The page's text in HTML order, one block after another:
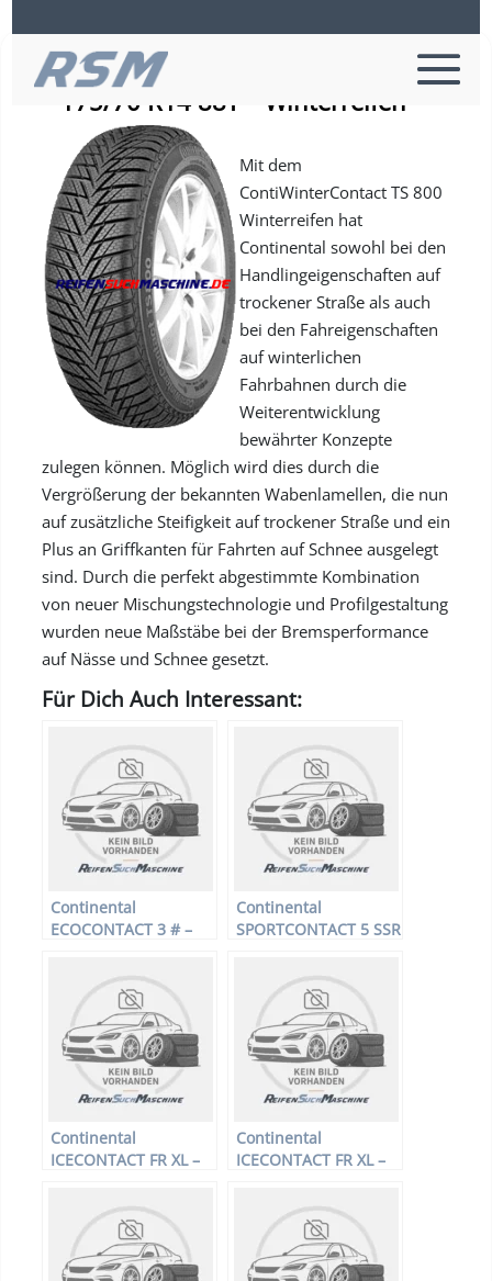
Continental TS 800 XL – PKW-Reifen
– 175/70 R14 88T – Winterreifen
Mit dem
ContiWinterContact TS 800
Winterreifen hat
Continental sowohl bei den
Handlingeigenschaften auf
trockener Straße als auch
bei den Fahreigenschaften
auf winterlichen
Fahrbahnen durch die
Weiterentwicklung
bewährter Konzepte
zulegen können. Möglich wird dies durch die
Vergrößerung der bekannten Wabenlamellen, die nun
auf zusätzliche Steifigkeit auf trockener Straße und ein
Plus an Griffkanten für Fahrten auf Schnee ausgelegt
sind. Durch die perfekt abgestimmte Kombination
von neuer Mischungstechnologie und Profilgestaltung
wurden neue Maßstäbe bei der Bremsperformance
auf Nässe und Schnee gesetzt.
Für Dich Auch Interessant:
Continental
ECOCONTACT 3 # –
R15 91H –
Sommerreifen
Continental
SPORTCONTACT 5 SSR
225/50 R18 95 W –
Sommerreifen
Continental
ICECONTACT FR XL –
R18 92T –
Winterreifen
Continental
ICECONTACT FR XL –
R19 110T –
Winterreifen